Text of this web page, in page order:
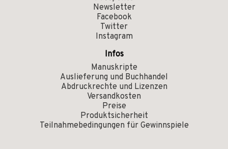
Newsletter
Facebook
Twitter
Instagram
Infos
Manuskripte
Auslieferung und Buchhandel
Abdruckrechte und Lizenzen
Versandkosten
Preise
Produktsicherheit
Teilnahmebedingungen für Gewinnspiele